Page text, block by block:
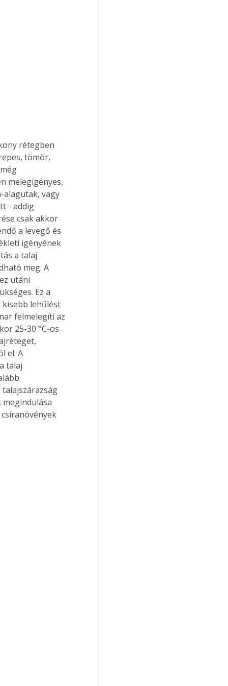
rétegben
tömör,
melegigényes,
alagutak, vagy
- addig
csak akkor
a levegő és
igényének
a talaj
meg. A
utáni
Ez a
lehűlést
felmelegíti az
25-30 °C-os
el. A
talaj
megindulása